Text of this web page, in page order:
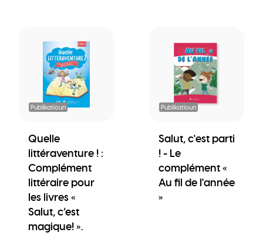
Publikatioun
Quelle
littéraventure ! :
Complément
littéraire pour
les livres «
Salut, c’est
magique! ».
Publikatioun
Salut, c'est parti
! - Le
complément «
Au fil de l'année
»